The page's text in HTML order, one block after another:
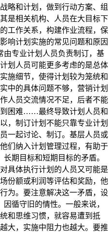
略和计划，做到行动方案、组
是相关机构、人员在大目标下
工作关系，构建作业流程，保
响计划实施的常见问题和原因
由专业计划人员负责制订，基
划人员可能更多考虑的是总体
施细节，使得计划较为笼统和
中的具体问题不够，营销计划
人员交流情况不足，后者不能
困难……最终导致计划人员和
，制订计划不能只靠专业计划
一起讨论、制订。基层人员或
们纳入计划管理过程，有助于
期目标和短期目标的矛盾。
具体执行计划的人员又可能是
份额或利润等评估和奖励，他
为。要注意解决这一矛盾，设
循守旧的情性。一般来说，
和思维习惯，就容易遭到抵
大，实施中阻力也越大。要推